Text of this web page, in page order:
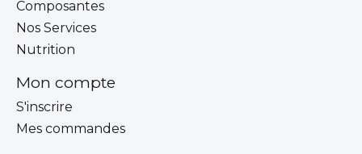
Composantes
Nos Services
Nutrition
Mon compte
S'inscrire
Mes commandes